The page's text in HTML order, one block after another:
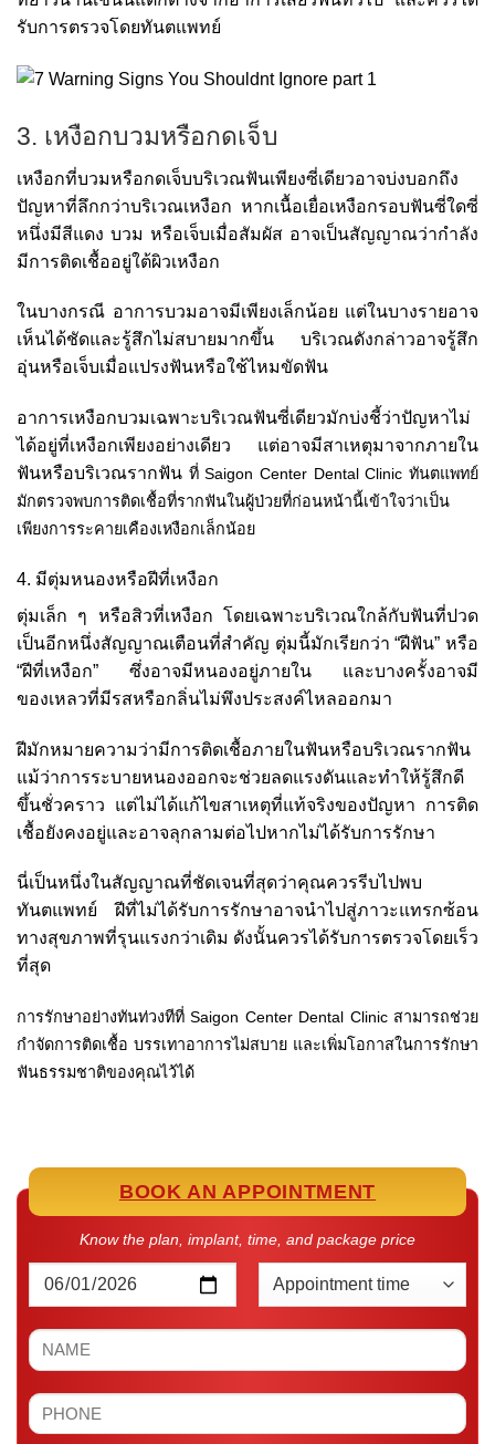
รับการตรวจโดยทันตแพทย์
3. เหงือกบวมหรือกดเจ็บ
เหงือกที่บวมหรือกดเจ็บบริเวณฟันเพียงซี่เดียวอาจบ่งบอกถึง
ปัญหาที่ลึกกว่าบริเวณเหงือก หากเนื้อเยื่อเหงือกรอบฟันซี่ใดซี่
หนึ่งมีสีแดง บวม หรือเจ็บเมื่อสัมผัส อาจเป็นสัญญาณว่ากำลัง
มีการติดเชื้ออยู่ใต้ผิวเหงือก
ในบางกรณี อาการบวมอาจมีเพียงเล็กน้อย แต่ในบางรายอาจ
เห็นได้ชัดและรู้สึกไม่สบายมากขึ้น บริเวณดังกล่าวอาจรู้สึก
อุ่นหรือเจ็บเมื่อแปรงฟันหรือใช้ไหมขัดฟัน
อาการเหงือกบวมเฉพาะบริเวณฟันซี่เดียวมักบ่งชี้ว่าปัญหาไม่
ได้อยู่ที่เหงือกเพียงอย่างเดียว แต่อาจมีสาเหตุมาจากภายใน
ฟันหรือบริเวณรากฟัน ที่ Saigon Center Dental Clinic ทันตแพทย์
มักตรวจพบการติดเชื้อที่รากฟันในผู้ป่วยที่ก่อนหน้านี้เข้าใจว่าเป็น
เพียงการระคายเคืองเหงือกเล็กน้อย
4. มีตุ่มหนองหรือฝีที่เหงือก
ตุ่มเล็ก ๆ หรือสิวที่เหงือก โดยเฉพาะบริเวณใกล้กับฟันที่ปวด
เป็นอีกหนึ่งสัญญาณเตือนที่สำคัญ ตุ่มนี้มักเรียกว่า “ฝีฟัน” หรือ
“ฝีที่เหงือก” ซึ่งอาจมีหนองอยู่ภายใน และบางครั้งอาจมี
ของเหลวที่มีรสหรือกลิ่นไม่พึงประสงค์ไหลออกมา
ฝีมักหมายความว่ามีการติดเชื้อภายในฟันหรือบริเวณรากฟัน
แม้ว่าการระบายหนองออกจะช่วยลดแรงดันและทำให้รู้สึกดี
ขึ้นชั่วคราว แต่ไม่ได้แก้ไขสาเหตุที่แท้จริงของปัญหา การติด
เชื้อยังคงอยู่และอาจลุกลามต่อไปหากไม่ได้รับการรักษา
นี่เป็นหนึ่งในสัญญาณที่ชัดเจนที่สุดว่าคุณควรรีบไปพบ
ทันตแพทย์ ฝีที่ไม่ได้รับการรักษาอาจนำไปสู่ภาวะแทรกซ้อน
ทางสุขภาพที่รุนแรงกว่าเดิม ดังนั้นควรได้รับการตรวจโดยเร็ว
ที่สุด
การรักษาอย่างทันท่วงทีที่ Saigon Center Dental Clinic สามารถช่วย
กำจัดการติดเชื้อ บรรเทาอาการไม่สบาย และเพิ่มโอกาสในการรักษา
ฟันธรรมชาติของคุณไว้ได้
BOOK AN APPOINTMENT
Know the plan, implant, time, and package price